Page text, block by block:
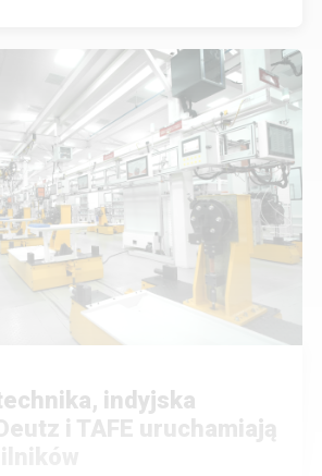
indyjska
i TAFE uruchamiają